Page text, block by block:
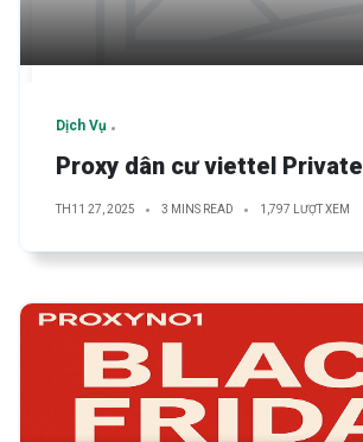
Dịch Vụ
Proxy dân cư viettel Private
TH11 27, 2025 3 MINS READ 1,797 LƯỢT XEM